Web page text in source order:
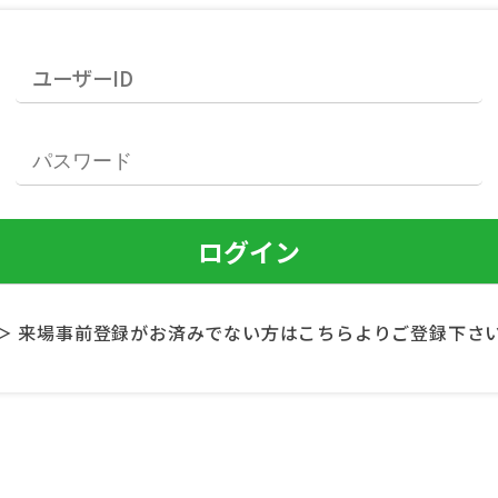
来場事前登録がお済みでない方はこちらよりご登録下さ